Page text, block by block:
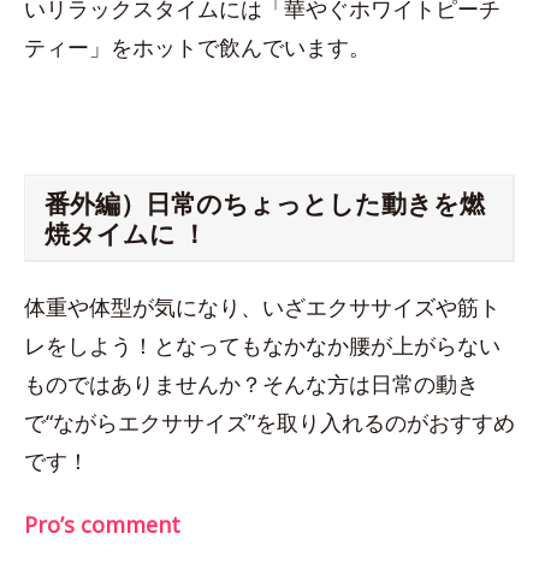
いリラックスタイムには「華やぐホワイトピーチ
ティー」をホットで飲んでいます。
番外編）日常のちょっとした動きを燃
焼タイムに ！
体重や体型が気になり、いざエクササイズや筋ト
レをしよう！となってもなかなか腰が上がらない
ものではありませんか？そんな方は日常の動き
で“ながらエクササイズ”を取り入れるのがおすすめ
です！
Pro’s comment